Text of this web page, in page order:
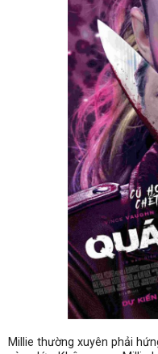
Millie thường xuyên phải